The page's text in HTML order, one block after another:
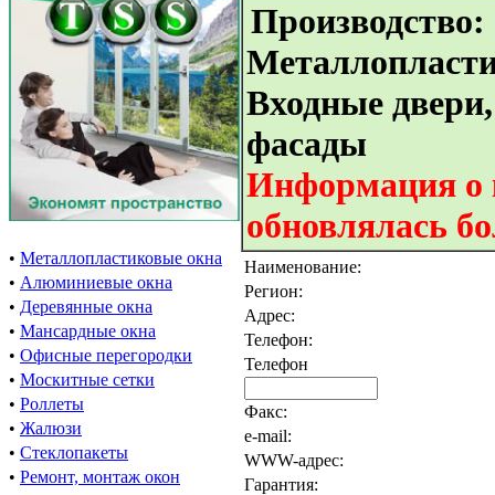
• Металлопластиковые окна
• Алюминиевые окна
• Деревянные окна
• Мансардные окна
• Офисные перегородки
• Москитные сетки
• Роллеты
• Жалюзи
• Стеклопакеты
• Ремонт, монтаж окон
Производство:
Входные
фасады
Информация о
обновлялась
Наименование:
Регион:
Адрес:
Телефон:
Телефон
Факс:
e-mail:
WWW-адрес:
Гарантия: